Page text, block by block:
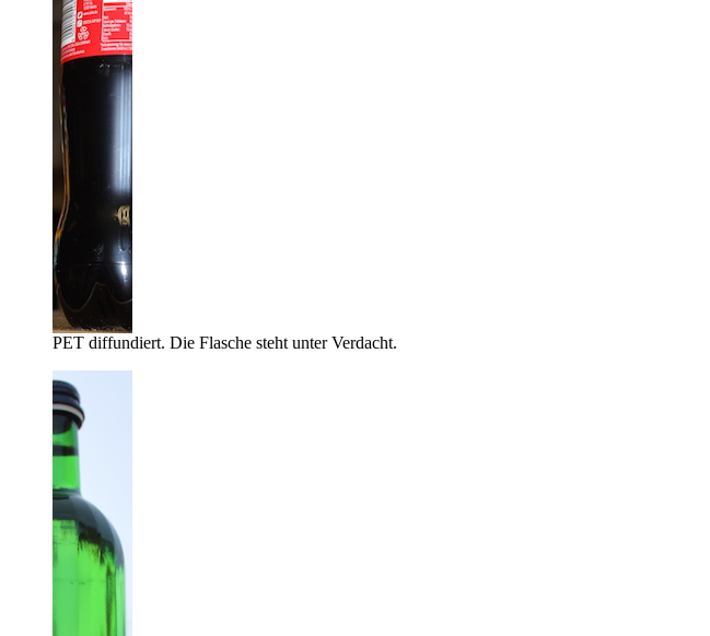
PET diffundiert. Die Flasche steht unter Verdacht.